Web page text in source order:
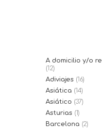
A domicilio y/o
(12)
Adiviajes (16)
Asiática (14)
Asiático (37)
Asturias (1)
Barcelona (2)